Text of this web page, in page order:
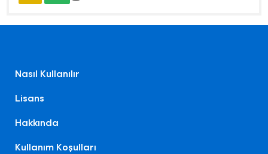
Nasıl Kullanılır
Lisans
Hakkında
Kullanım Koşulları